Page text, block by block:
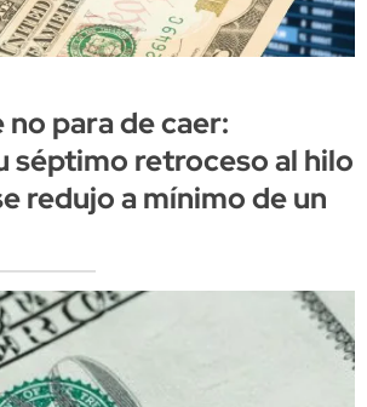
no para de caer:
séptimo retroceso al hilo
redujo a mínimo de un